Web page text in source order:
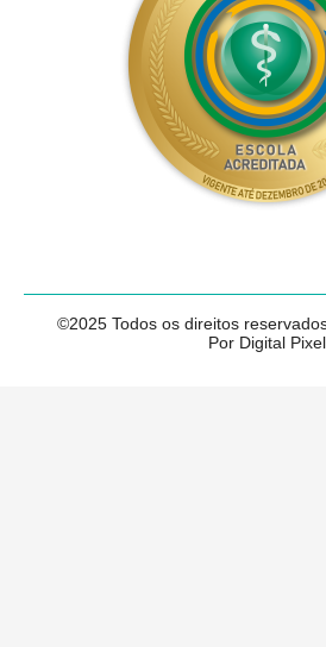
©2025 Todos os direitos
Por Digital Pixel